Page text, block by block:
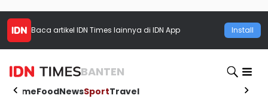
Baca artikel IDN Times lainnya di IDN App Install
BANTEN
HomeFoodNewsSportTravel